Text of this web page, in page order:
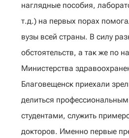
наглядные пособия,
т.д.) на первых порах
вузы всей страны. В силу
обстоятельств, а так же по
Министерства
Благовещенск приехали
делиться
студентами, служить
докторов. Именно первые